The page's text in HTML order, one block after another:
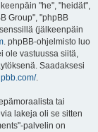
"he", "heidät",
Group", "phpBB
(jälkeenpäin
. phpBB-ohjelmisto luo
ole vastuussa siitä,
Saadaksesi
.
tai
lakeja oli se sitten
palvelin on